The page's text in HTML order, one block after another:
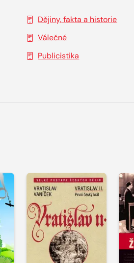
Dějiny, fakta a historie
Válečné
Publicistika